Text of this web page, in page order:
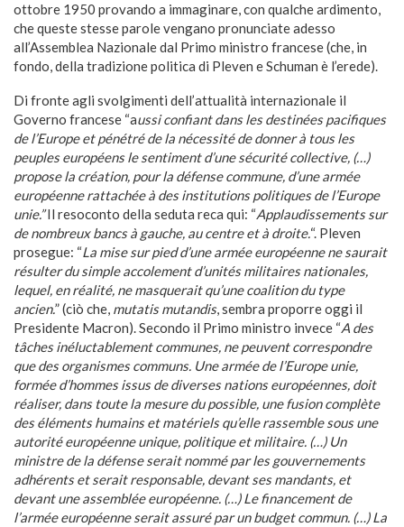
ottobre 1950 provando a immaginare, con qualche ardimento,
che queste stesse parole vengano pronunciate adesso
all’Assemblea Nazionale dal Primo ministro francese (che, in
fondo, della tradizione politica di Pleven e Schuman è l’erede).
Di fronte agli svolgimenti dell’attualità internazionale il
Governo francese “aussi confiant dans les destinées pacifiques
de l’Europe et pénétré de la nécessité de donner à tous les
peuples européens le sentiment d’une sécurité collective, (…)
propose la création, pour la défense commune, d’une armée
européenne rattachée à des institutions politiques de l’Europe
unie.”Il resoconto della seduta reca qui: “Applaudissements sur
de nombreux bancs à gauche, au centre et à droite.“. Pleven
prosegue: “La mise sur pied d’une armée européenne ne saurait
résulter du simple accolement d’unités militaires nationales,
lequel, en réalité, ne masquerait qu’une coalition du type
ancien.” (ciò che, mutatis mutandis, sembra proporre oggi il
Presidente Macron). Secondo il Primo ministro invece “A des
tâches inéluctablement communes, ne peuvent correspondre
que des organismes communs. Une armée de l’Europe unie,
formée d’hommes issus de diverses nations européennes, doit
réaliser, dans toute la mesure du possible, une fusion complète
des éléments humains et matériels qu’elle rassemble sous une
autorité européenne unique, politique et militaire. (…) Un
ministre de la défense serait nommé par les gouvernements
adhérents et serait responsable, devant ses mandants, et
devant une assemblée européenne. (…) Le financement de
l’armée européenne serait assuré par un budget commun. (…) La